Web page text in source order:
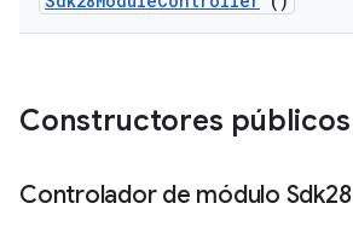
Constructores públicos
Controlador de módulo Sdk28